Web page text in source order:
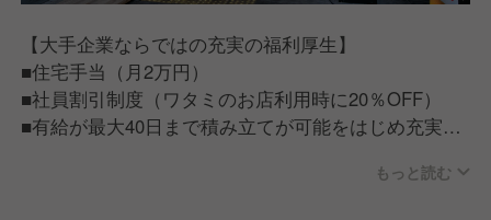
【大手企業ならではの充実の福利厚生】
■住宅手当（月2万円）
■社員割引制度（ワタミのお店利用時に20％OFF）
■有給が最大40日まで積み立てが可能をはじめ充実の
もっと読む